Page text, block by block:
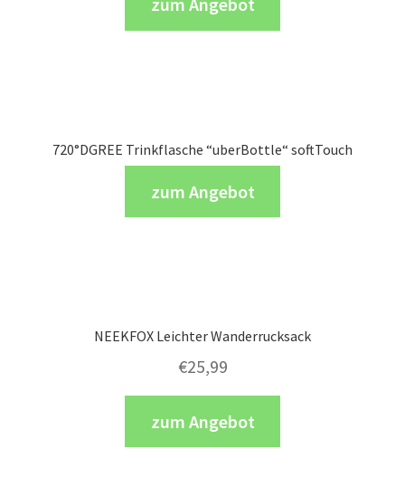
720°DGREE Trinkflasche “uberBottle“ softTouch
zum Angebot
NEEKFOX Leichter Wanderrucksack
€25,99
zum Angebot